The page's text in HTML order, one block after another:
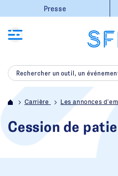
Presse
Carrière Les annonces
Cession de